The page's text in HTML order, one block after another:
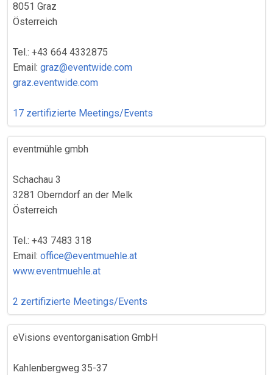
8051 Graz
Österreich
Tel.: +43 664 4332875
Email: graz@eventwide.com
graz.eventwide.com
17 zertifizierte Meetings/Events
eventmühle gmbh
Schachau 3
3281 Oberndorf an der Melk
Österreich
Tel.: +43 7483 318
Email: office@eventmuehle.at
www.eventmuehle.at
2 zertifizierte Meetings/Events
eVisions eventorganisation GmbH
Kahlenbergweg 35-37